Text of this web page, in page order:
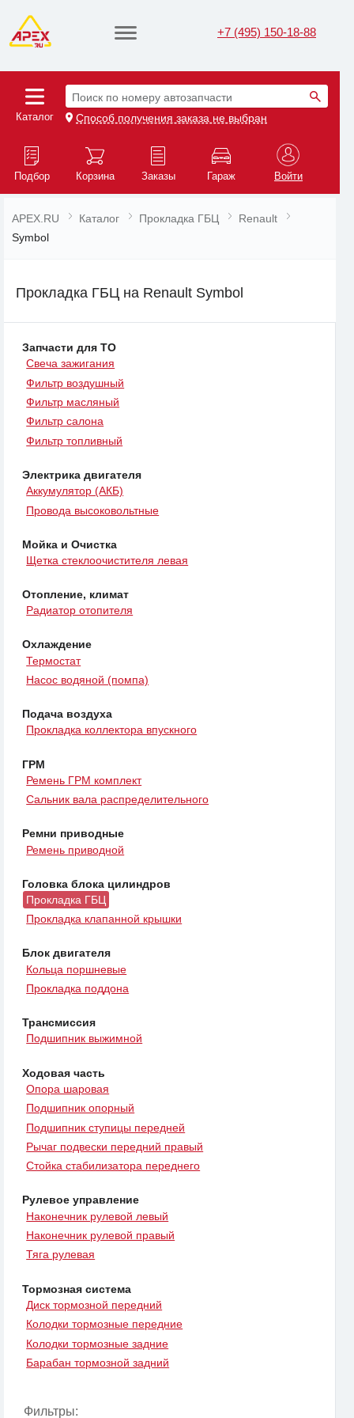
+7 (495) 150-18-88
Каталог
Поиск по номеру автозапчасти
Способ получения заказа не выбран
Подбор Корзина Заказы Гараж Войти
APEX.RU Каталог Прокладка ГБЦ
Renault
Symbol
Прокладка ГБЦ на Renault Symbol
Запчасти для ТО
Свеча зажигания
Фильтр воздушный
Фильтр масляный
Фильтр салона
Фильтр топливный
Электрика двигателя
Аккумулятор (АКБ)
Провода высоковольтные
Мойка и Очистка
Щетка стеклоочистителя левая
Отопление, климат
Радиатор отопителя
Охлаждение
Термостат
Насос водяной (помпа)
Подача воздуха
Прокладка коллектора впускного
ГРМ
Ремень ГРМ комплект
Сальник вала распределительного
Ремни приводные
Ремень приводной
Головка блока цилиндров
Прокладка ГБЦ
Прокладка клапанной крышки
Блок двигателя
Кольца поршневые
Прокладка поддона
Трансмиссия
Подшипник выжимной
Ходовая часть
Опора шаровая
Подшипник опорный
Подшипник ступицы передней
Рычаг подвески передний правый
Стойка стабилизатора переднего
Рулевое управление
Наконечник рулевой левый
Наконечник рулевой правый
Тяга рулевая
Тормозная система
Диск тормозной передний
Колодки тормозные передние
Колодки тормозные задние
Барабан тормозной задний
Фильтры: